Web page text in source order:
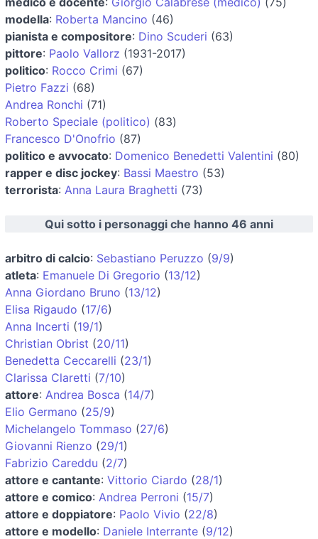
modella: Roberta Mancino (46)
pianista e compositore: Dino Scuderi (63)
pittore: Paolo Vallorz (1931-2017)
politico: Rocco Crimi (67)
Pietro Fazzi (68)
Andrea Ronchi (71)
Roberto Speciale (politico) (83)
Francesco D'Onofrio (87)
politico e avvocato: Domenico Benedetti Valentini (80)
rapper e disc jockey: Bassi Maestro (53)
terrorista: Anna Laura Braghetti (73)
Qui sotto i personaggi che hanno 46 anni
arbitro di calcio: Sebastiano Peruzzo (9/9)
atleta: Emanuele Di Gregorio (13/12)
Anna Giordano Bruno (13/12)
Elisa Rigaudo (17/6)
Anna Incerti (19/1)
Christian Obrist (20/11)
Benedetta Ceccarelli (23/1)
Clarissa Claretti (7/10)
attore: Andrea Bosca (14/7)
Elio Germano (25/9)
Michelangelo Tommaso (27/6)
Giovanni Rienzo (29/1)
Fabrizio Careddu (2/7)
attore e cantante: Vittorio Ciardo (28/1)
attore e comico: Andrea Perroni (15/7)
attore e doppiatore: Paolo Vivio (22/8)
attore e modello: Daniele Interrante (9/12)